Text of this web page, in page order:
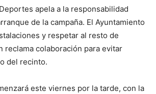
apela a la responsabilidad
de la campaña. El Ayuntamiento
y respetar al resto de
reclama colaboración para evitar
del recinto.
este viernes por la tarde, con la